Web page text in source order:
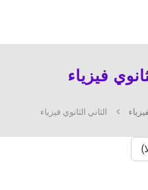
فيزياء
الثاني الثانوي فيزياء